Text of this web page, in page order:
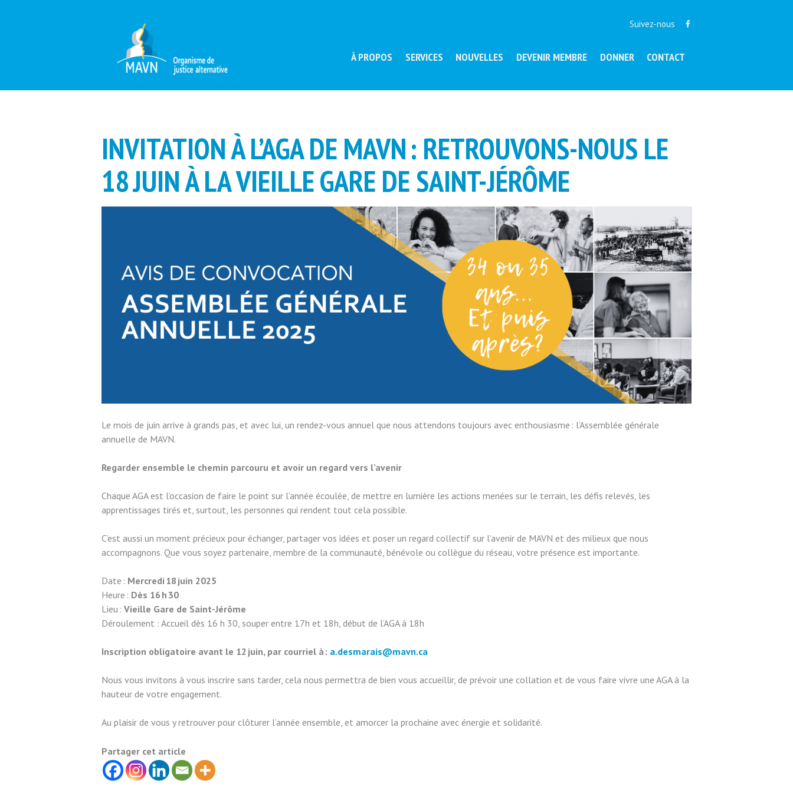
Suivez-nous
À PROPOS SERVICES NOUVELLES DEVENIR MEMBRE DONNER CONTACT
INVITATION À L’AGA DE MAVN : RETROUVONS-NOUS LE
18 JUIN À LA VIEILLE GARE DE SAINT-JÉRÔME
Le mois de juin arrive à grands pas, et avec lui, un rendez-vous annuel que nous attendons toujours avec enthousiasme : l’Assemblée générale
annuelle de MAVN.
Regarder ensemble le chemin parcouru et avoir un regard vers l’avenir
Chaque AGA est l’occasion de faire le point sur l’année écoulée, de mettre en lumière les actions menées sur le terrain, les défis relevés, les
apprentissages tirés et, surtout, les personnes qui rendent tout cela possible.
C’est aussi un moment précieux pour échanger, partager vos idées et poser un regard collectif sur l’avenir de MAVN et des milieux que nous
accompagnons. Que vous soyez partenaire, membre de la communauté, bénévole ou collègue du réseau, votre présence est importante.
Date : Mercredi 18 juin 2025
Heure : Dès 16 h 30
Lieu : Vieille Gare de Saint-Jérôme
Déroulement : Accueil dès 16 h 30, souper entre 17h et 18h, début de l’AGA à 18h
Inscription obligatoire avant le 12 juin, par courriel à : a.desmarais@mavn.ca
Nous vous invitons à vous inscrire sans tarder, cela nous permettra de bien vous accueillir, de prévoir une collation et de vous faire vivre une AGA à la
hauteur de votre engagement.
Au plaisir de vous y retrouver pour clôturer l’année ensemble, et amorcer la prochaine avec énergie et solidarité.
Partager cet article